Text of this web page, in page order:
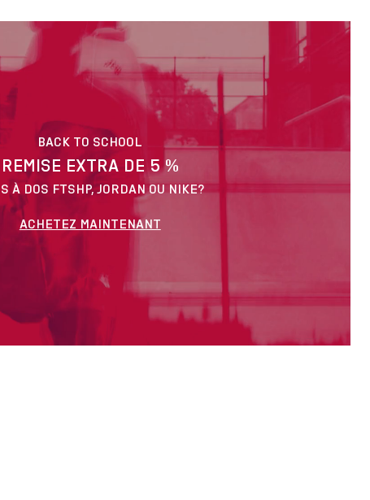
BACK TO SCHOOL
REMISE EXTRA DE 5 %
À DOS FTSHP, JORDAN OU NIKE?
ACHETEZ MAINTENANT